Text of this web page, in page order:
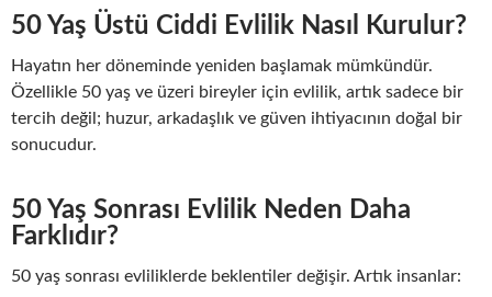
50 Yaş Üstü Ciddi Evlilik Nasıl Kurulur?
Hayatın her döneminde yeniden başlamak mümkündür.
Özellikle 50 yaş ve üzeri bireyler için evlilik, artık sadece bir
tercih değil; huzur, arkadaşlık ve güven ihtiyacının doğal bir
sonucudur.
50 Yaş Sonrası Evlilik Neden Daha
Farklıdır?
50 yaş sonrası evliliklerde beklentiler değişir. Artık insanlar: